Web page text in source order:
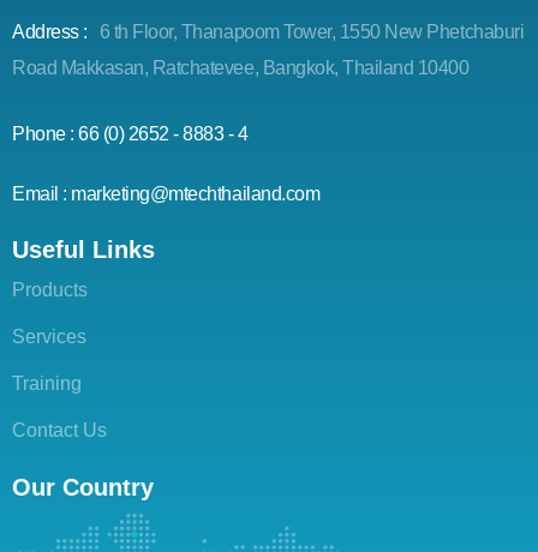
Address :
6 th Floor, Thanapoom Tower, 1550 New Phetchaburi
Road Makkasan, Ratchatevee, Bangkok, Thailand 10400
Phone : 66 (0) 2652 - 8883 - 4
Email : marketing@mtechthailand.com
Useful Links
Products
Services
Training
Contact Us
Our Country